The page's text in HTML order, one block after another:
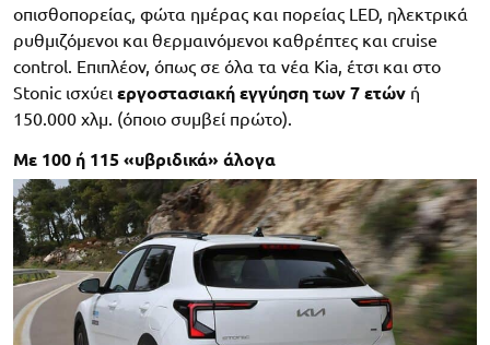
οπισθοπορείας, φώτα ημέρας και πορείας LED, ηλεκτρικά
ρυθμιζόμενοι και θερμαινόμενοι καθρέπτες και cruise
control. Επιπλέον, όπως σε όλα τα νέα Kia, έτσι και στο
Stonic ισχύει εργοστασιακή εγγύηση των 7 ετών ή
150.000 χλμ. (όποιο συμβεί πρώτο).
Με 100 ή 115 «υβριδικά» άλογα